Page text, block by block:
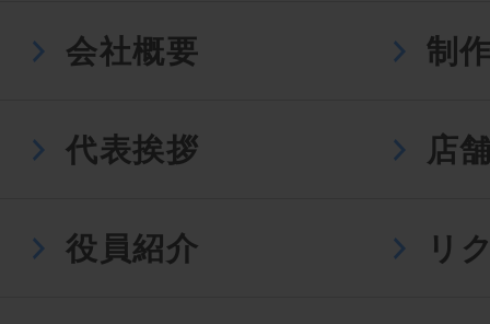
会社概要 制
代表挨拶 店
役員紹介 リ